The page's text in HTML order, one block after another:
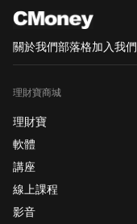
關於我們部落格加入我們
理財寶商城
理財寶
軟體
講座
線上課程
影音